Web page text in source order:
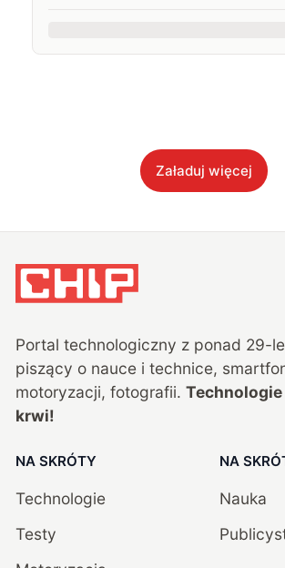
Załaduj więcej
Portal technologiczny z ponad 29-
piszący o nauce i technice,
motoryzacji, fotografii.
krwi!
NA SKRÓTY
Technologie
Testy
NA
Nauka